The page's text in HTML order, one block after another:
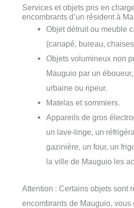
Services et objets pris en
encombrants d’un résident à
Objet détruit ou meuble
(canapé, bureau,
Objets volumineux non
Mauguio par un
urbaine ou ripeur.
Matelas et sommiers.
Appareils de gros
un lave-linge, un
gazinière, un four, un
la ville de Mauguio les
Attention : Certains objets sont
encombrants de Mauguio, vous